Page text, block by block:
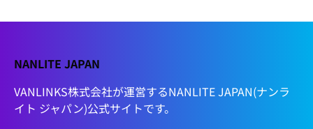
NANLITE JAPAN
VANLINKS株式会社が運営するNANLITE JAPAN(ナンラ
イト ジャパン)公式サイトです。